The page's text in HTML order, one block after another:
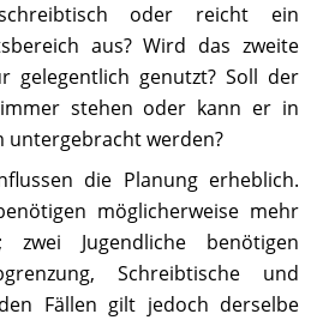
oder reicht ein
aus? Wird das zweite
gelegentlich genutzt? Soll der
stehen oder kann er in
untergebracht werden?
die Planung erheblich.
möglicherweise mehr
zwei Jugendliche benötigen
Schreibtische und
Fällen gilt jedoch derselbe